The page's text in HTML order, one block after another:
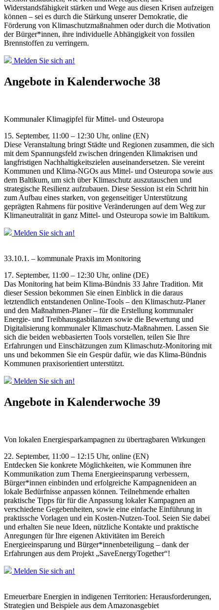
Widerstandsfähigkeit stärken und Wege aus diesen Krisen aufzeigen
können – sei es durch die Stärkung unserer Demokratie, die
Förderung von Klimaschutzmaßnahmen oder durch die Motivation
der Bürger*innen, ihre individuelle Abhängigkeit von fossilen
Brennstoffen zu verringern.
Melden Sie sich an!
Angebote in Kalenderwoche 38
Kommunaler Klimagipfel für Mittel- und Osteuropa
15. September, 11:00 – 12:30 Uhr, online (EN)
Diese Veranstaltung bringt Städte und Regionen zusammen, die sich
mit dem Spannungsfeld zwischen dringenden Klimakrisen und
langfristigen Nachhaltigkeitszielen auseinandersetzen. Sie vereint
Kommunen und Klima-NGOs aus Mittel- und Osteuropa sowie aus
dem Baltikum, um sich über Klimaschutz auszutauschen und
strategische Resilienz aufzubauen. Diese Session ist ein Schritt hin
zum Aufbau eines starken, von gegenseitiger Unterstützung
geprägten Rahmens für positive Veränderungen auf dem Weg zur
Klimaneutralität in ganz Mittel- und Osteuropa sowie im Baltikum.
Melden Sie sich an!
33.10.1. – kommunale Praxis im Monitoring
17. September, 11:00 – 12:30 Uhr, online (DE)
Das Monitoring hat beim Klima-Bündnis 33 Jahre Tradition. Mit
dieser Session bekommen Sie einen Einblick in die daraus
letztendlich entstandenen Online-Tools – den Klimaschutz-Planer
und den Maßnahmen-Planer – für die Erstellung kommunaler
Energie- und Treibhausgasbilanzen sowie die Bewertung und
Digitalisierung kommunaler Klimaschutz-Maßnahmen. Lassen Sie
sich die beiden webbasierten Tools vorstellen, teilen Sie Ihre
Erfahrungen und Einschätzungen zum Klimaschutz-Monitoring mit
uns und bekommen Sie ein Gespür dafür, wie das Klima-Bündnis
Kommunen praxisorientiert unterstützt.
Melden Sie sich an!
Angebote in Kalenderwoche 39
Von lokalen Energiesparkampagnen zu übertragbaren Wirkungen
22. September, 11:00 – 12:15 Uhr, online (EN)
Entdecken Sie konkrete Möglichkeiten, wie Kommunen ihre
Kommunikation zum Thema Energieeinsparung verbessern,
Bürger*innen einbinden und erfolgreiche Kampagnenideen an
lokale Bedürfnisse anpassen können. Teilnehmende erhalten
praktische Tipps für für die Anpassung lokaler Kampagnen an
verschiedene Gegebenheiten, sowie eine einfache Einführung in
praktissche Vorlagen und ein Kosten-Nutzen-Tool. Seien Sie dabei
und erhalten Sie neue Ideen, nützliche Kontakte und praktische
Anregungen für Ihre eigenen Aktivitäten im Bereich
Energieeinsparung und Bürger*innenbeteiligung – dank der
Erfahrungen aus dem Projekt „SaveEnergyTogether“!
Melden Sie sich an!
Erneuerbare Energien in indigenen Territorien: Herausforderungen,
Strategien und Beispiele aus dem Amazonasgebiet